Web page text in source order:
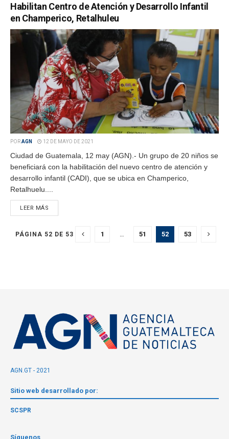
Habilitan Centro de Atención y Desarrollo Infantil
en Champerico, Retalhuleu
PORAGN 12 DE MAYO DE 2021
Ciudad de Guatemala, 12 may (AGN).- Un grupo de 20 niños se
beneficiará con la habilitación del nuevo centro de atención y
desarrollo infantil (CADI), que se ubica en Champerico,
Retalhuelu....
LEER MÁS
PÁGINA 52 DE 53 1 … 51 52 53
AGN.GT - 2021
Sitio web desarrollado por:
SCSPR
Síguenos